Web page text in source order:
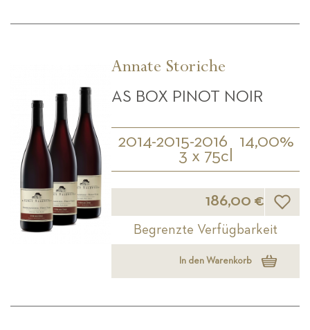
Annate Storiche
AS BOX PINOT NOIR
2014-2015-2016
14,00%
3 x 75cl
186,00 €
Begrenzte Verfügbarkeit
In den Warenkorb